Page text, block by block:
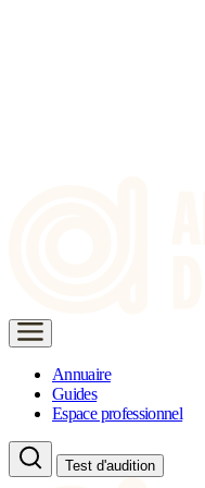
Annuaire
Guides
Espace professionnel
Test d'audition